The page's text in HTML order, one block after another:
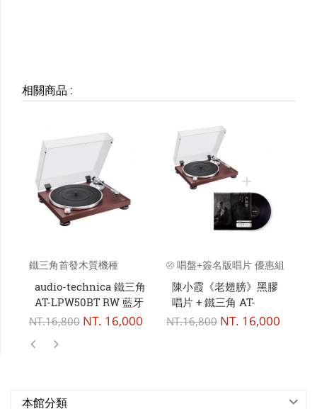
相關商品 :
鐵三角首發木質機種
audio-technica 鐵三角
AT-LPW50BT RW 藍牙
無線 黑膠唱盤 黑膠唱片
NT.16,800 NT. 16,000
⦼ 唱盤+簽名版唱片 優惠組
合 ⦼
陳小霞《老翅膀》黑膠
唱片 + 鐵三角 AT-
LPW50BT RW 藍牙 無
NT.16,800 NT. 16,000
本館分類